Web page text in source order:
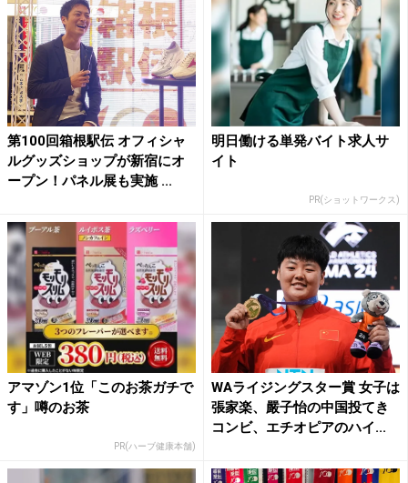
第100回箱根駅伝 オフィシャ
ルグッズショップが新宿にオ
ープン！パネル展も実施 ...
明日働ける単発バイト求人サ
イト
PR(ショットワークス)
アマゾン1位「このお茶ガチで
す」噂のお茶
PR(ハーブ健康本舗)
WAライジングスター賞 女子は
張家楽、嚴子怡の中国投てき
コンビ、エチオピアのハイ...